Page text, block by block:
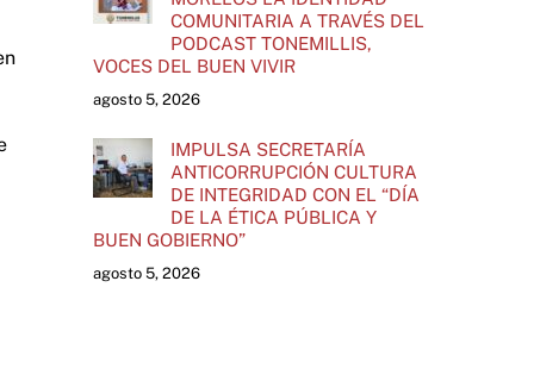
COMUNITARIA A TRAVÉS DEL
PODCAST TONEMILLIS,
VOCES DEL BUEN VIVIR
agosto 5, 2026
IMPULSA SECRETARÍA
ANTICORRUPCIÓN CULTURA
DE INTEGRIDAD CON EL “DÍA
DE LA ÉTICA PÚBLICA Y
BUEN GOBIERNO”
agosto 5, 2026